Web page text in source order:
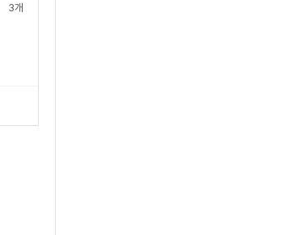
3개